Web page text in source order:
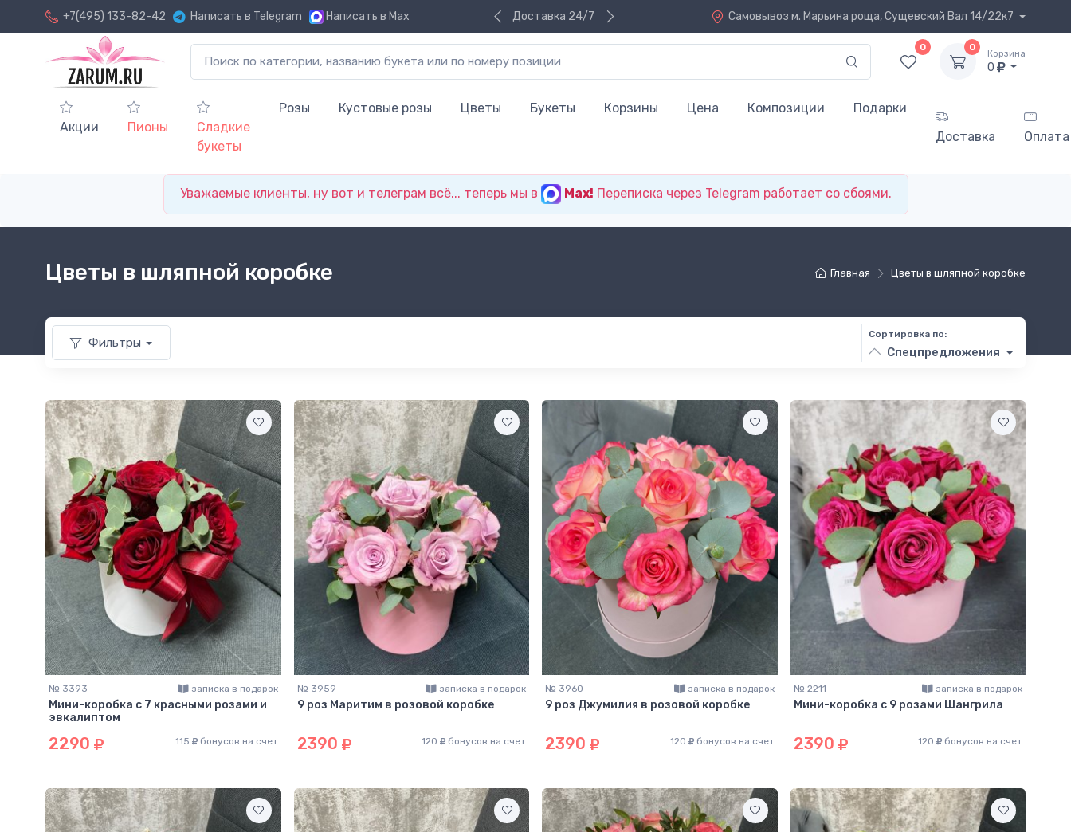
+7(495) 133-82-42 Написать в Telegram Написать в Max Доставка 24/7 Самовывоз м. Марьина роща, Сущевский Вал 14/22к7
0 0
Корзина
0
Акции Пионы
Сладкие
букеты
Розы Кустовые розы Цветы Букеты Корзины Цена Композиции
Подарки
Доставка
Оплата
Уважаемые клиенты, ну вот и телеграм всё... теперь мы в Max! Переписка через Telegram работает со сбоями.
Главная Цветы в шляпной коробке
Цветы в шляпной коробке
Фильтры
Сортировка по:
Спецпредложения
№ 3393 записка в подарок
Мини-коробка с 7 красными розами и
эвкалиптом
2290 115 бонусов на счет
№ 3959 записка в подарок
9 роз Маритим в розовой коробке
2390 120 бонусов на счет
№ 3960 записка в подарок
9 роз Джумилия в розовой коробке
2390 120 бонусов на счет
№ 2211 записка в подарок
Мини-коробка с 9 розами Шангрила
2390 120 бонусов на счет